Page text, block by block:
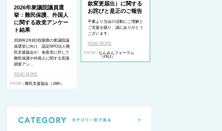
款変更届出）に関する
お詫びと是正のご報告
平素より当会の活動にご理解と
ご支援を賜り、誠にありがとう
ございます。
READ MORE
FROM | なんみんフォーラム
（FRJ）
2026年衆議院議員選
挙：難民保護、外国人
に関する政党アンケー
ト結果
2026年2月8日投開票の衆議院議
員選挙に向け、認定NPO法人難
民支援協会が、各政党に対して
難民保護や外国人に関する意識
調査アン…
READ MORE
FROM | 難民支援協会（JAR）